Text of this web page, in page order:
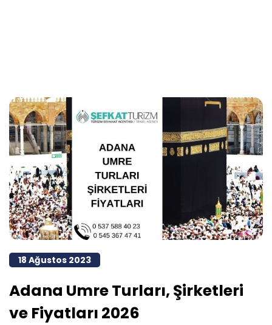
18 Ağustos 2023
Adana Umre Turları, Şirketleri
ve Fiyatları 2026